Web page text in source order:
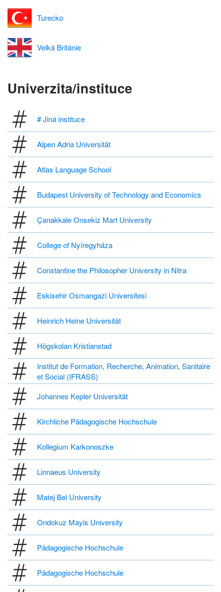
Turecko
Velká Británie
Univerzita/instituce
# Jiná instituce
Alpen Adria Universität
Atlas Language School
Budapest University of Technology and Economics
Çanakkale Onsekiz Mart University
College of Nyíregyháza
Constantine the Philosopher University in Nitra
Eskisehir Osmangazi Universitesi
Heinrich Heine Universität
Högskolan Kristianstad
Institut de Formation, Recherche, Animation, Sanitaire
et Social (IFRASS)
Johannes Kepler Universität
Kirchliche Pädagogische Hochschule
Kollegium Karkonoszke
Linnaeus University
Matej Bel University
Ondokuz Mayis University
Pädagogische Hochschule
Pädagogische Hochschule